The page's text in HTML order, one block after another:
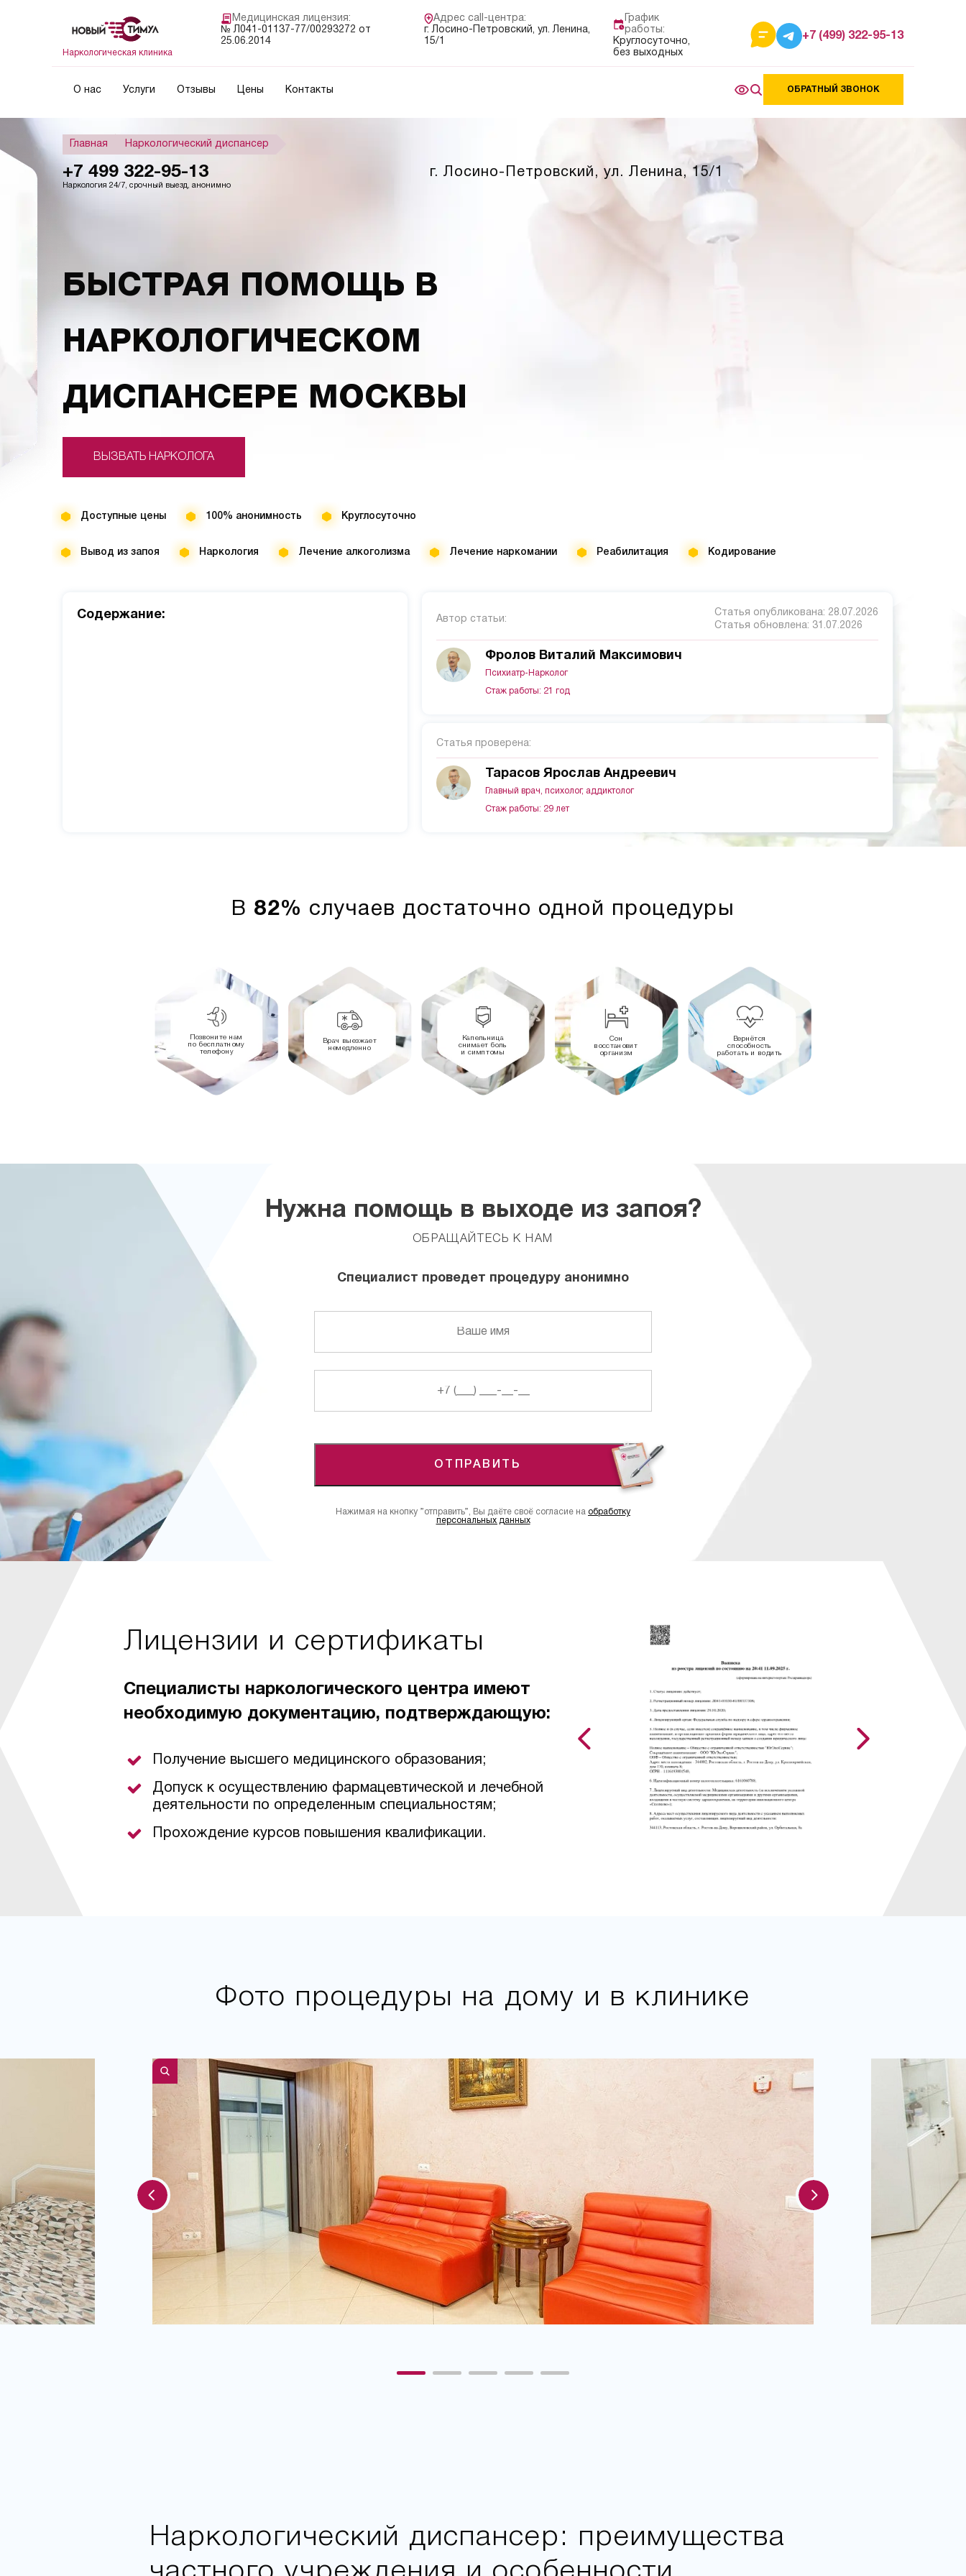
Наркологическая клиника
Медицинская лицензия:
№ Л041-01137-77/00293272 от
25.06.2014
Адрес call-центра:
г. Лосино-Петровский, ул. Ленина,
15/1
График
работы:
Круглосуточно,
без выходных
+7 (499) 322-95-13
О нас Услуги Отзывы Цены Контакты ОБРАТНЫЙ ЗВОНОК
Главная Наркологический диспансер
+7 499 322-95-13
Наркология 24/7, срочный выезд, анонимно
г. Лосино-Петровский, ул. Ленина, 15/1
БЫСТРАЯ ПОМОЩЬ В
НАРКОЛОГИЧЕСКОМ
ДИСПАНСЕРЕ МОСКВЫ
ВЫЗВАТЬ НАРКОЛОГА
Доступные цены 100% анонимность Круглосуточно
Вывод из запоя Наркология Лечение алкоголизма Лечение наркомании Реабилитация Кодирование
Cодержание: Автор статьи:
Статья опубликована: 28.07.2026
Статья обновлена: 31.07.2026
Фролов Виталий Максимович
Психиатр-Нарколог
Стаж работы: 21 год
Статья проверена:
Тарасов Ярослав Андреевич
Главный врач, психолог, аддиктолог
Стаж работы: 29 лет
В 82% случаев достаточно одной процедуры
Позвоните нам
по бесплатному
телефону
Врач выезжает
немедленно
Капельница
снимает боль
и симптомы
Сон
восстановит
организм
Вернётся
способность
работать и водить
Нужна помощь в выходе из запоя?
ОБРАЩАЙТЕСЬ К НАМ
Специалист проведет процедуру анонимно
ОТПРАВИТЬ
Нажимая на кнопку ”отправить”, Вы даёте своё согласие на обработку
персональных данных
Лицензии и сертификаты
Специалисты наркологического центра имеют
необходимую документацию, подтверждающую:
Получение высшего медицинского образования;
Допуск к осуществлению фармацевтической и лечебной
деятельности по определенным специальностям;
Прохождение курсов повышения квалификации.
Фото процедуры на дому и в клинике
Наркологический диспансер: преимущества